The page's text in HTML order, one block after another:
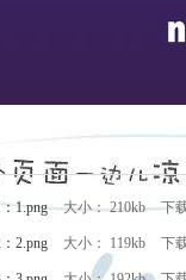
1.png 大小： 210kb 下
2.png 大小： 119kb 下